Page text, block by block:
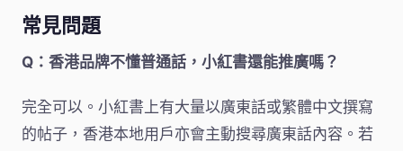
常見問題
Q：香港品牌不懂普通話，小紅書還能推廣嗎？
完全可以。小紅書上有大量以廣東話或繁體中文撰寫
的帖子，香港本地用戶亦會主動搜尋廣東話內容。若